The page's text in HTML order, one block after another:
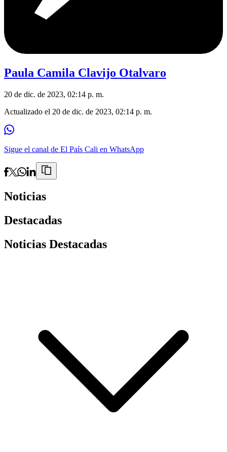
Paula Camila Clavijo Otalvaro
20 de dic. de 2023, 02:14 p. m.
Actualizado el 20 de dic. de 2023, 02:14 p. m.
Sigue el canal de El País Cali en WhatsApp
Noticias
Destacadas
Noticias Destacadas